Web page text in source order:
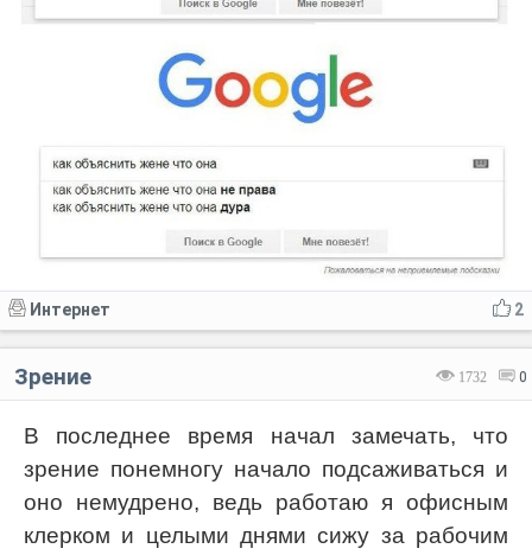
2
Интернет
1732 0
Зрение
В последнее время начал замечать, что
зрение понемногу начало подсаживаться и
оно немудрено, ведь работаю я офисным
клерком и целыми днями сижу за рабочим